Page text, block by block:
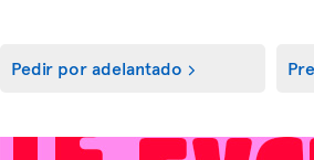
Pedir por adelantado